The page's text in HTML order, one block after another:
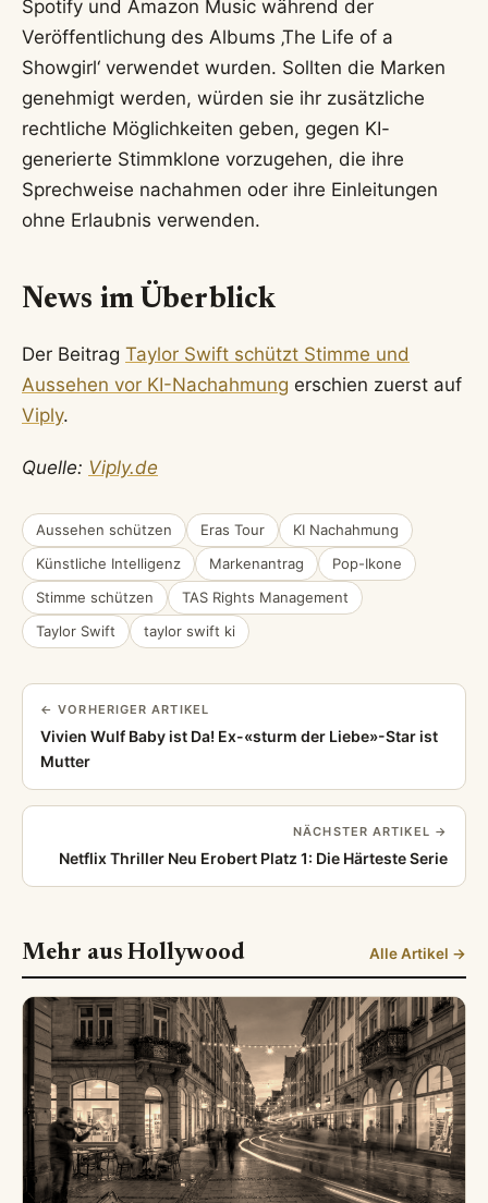
Spotify und Amazon Music während der
Veröffentlichung des Albums ‚The Life of a
Showgirl‘ verwendet wurden. Sollten die Marken
genehmigt werden, würden sie ihr zusätzliche
rechtliche Möglichkeiten geben, gegen KI-
generierte Stimmklone vorzugehen, die ihre
Sprechweise nachahmen oder ihre Einleitungen
ohne Erlaubnis verwenden.
News im Überblick
Der Beitrag Taylor Swift schützt Stimme und
Aussehen vor KI-Nachahmung erschien zuerst auf
Viply.
Quelle: Viply.de
Aussehen schützen Eras Tour
KI Nachahmung
Künstliche Intelligenz
Markenantrag
Pop-Ikone
Stimme schützen
TAS Rights Management
Taylor Swift
taylor swift ki
← VORHERIGER ARTIKEL
Vivien Wulf Baby ist Da! Ex-«sturm der Liebe»-Star ist
Mutter
NÄCHSTER ARTIKEL →
Netflix Thriller Neu Erobert Platz 1: Die Härteste Serie
Mehr aus Hollywood Alle Artikel →